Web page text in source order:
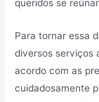
queridos se
Para tornar essa
diversos serviços
acordo com as
cuidadosamente